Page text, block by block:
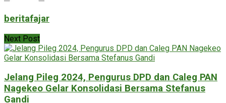
beritafajar
Next Post
Jelang Pileg 2024, Pengurus DPD dan Caleg PAN
Nagekeo Gelar Konsolidasi Bersama Stefanus
Gandi